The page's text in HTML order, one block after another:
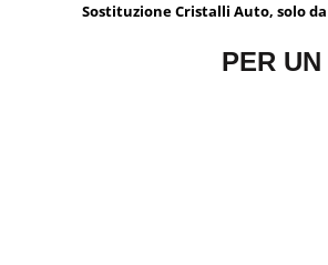
Sostituzione Cristalli Auto, solo da
PER